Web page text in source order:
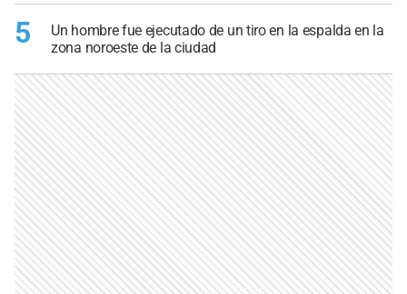
5
Un hombre fue ejecutado de un tiro en la espalda en la
zona noroeste de la ciudad